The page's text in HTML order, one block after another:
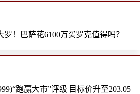
！巴萨花6100万买罗克值得吗？
跑赢大市”评级 目标价升至203.05